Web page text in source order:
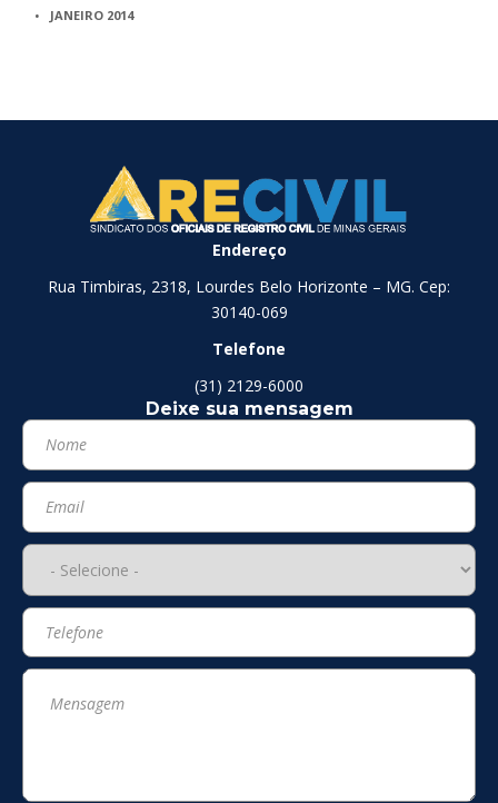
JANEIRO 2014
Endereço
Rua Timbiras, 2318, Lourdes Belo Horizonte – MG. Cep:
30140-069
Telefone
(31) 2129-6000
Deixe sua mensagem